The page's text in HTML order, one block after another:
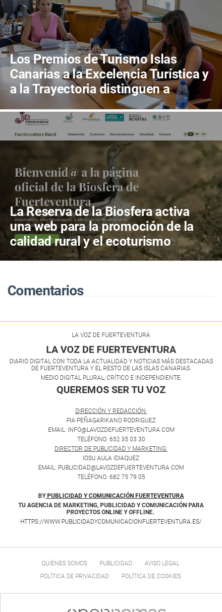
Los Premios de Turismo Islas
Canarias a la Excelencia Turística y
a la Trayectoria distinguen a
Bodegas Conatus y a Carlos Cebriá
La Reserva de la Biosfera activa
una web para la promoción de la
calidad rural y el ecoturismo
Comentarios
LA VOZ DE FUERTEVENTURA
LA VOZ DE FUERTEVENTURA
DIARIO DIGITAL CON TODA LA ACTUALIDAD Y NOTICIAS MÁS DESTACADAS
DE FUERTEVENTURA Y EL RESTO DE LAS ISLAS CANARIAS.
MEDIO DIGITAL PLURAL, CRÍTICO E INDEPENDIENTE.
QUEREMOS SER TU VOZ.
DIRECCIÓN Y REDACCIÓN:
PIA PEÑAGARIKANO RODRIGUEZ
EMAIL: INFO@LAVOZDEFUERTEVENTURA.COM
TELÉFONO: 652 35 03 30
DIRECTOR DE PUBLICIDAD Y MARKETING:
IOSU AULA IDIAQUEZ
EMAIL: PUBLICIDAD@LAVOZDEFUERTEVENTURA.COM
TELÉFONO: 682 75 79 05
BY PUBLICIDAD Y COMUNICACIÓN FUERTEVENTURA
TU AGENCIA DE MARKETING, PUBLICIDAD Y COMUNICACIÓN PARA
PROYECTOS ONLINE Y OFFLINE.
HTTPS://WWW.PUBLICIDADYCOMUNICACIONFUERTEVENTURA.ES/
QUIÉNES SOMOS PUBLICIDAD
AVISO LEGAL
POLÍTICA DE PRIVACIDAD
POLÍTICA DE COOKIES